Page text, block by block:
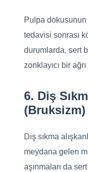
Pulpa
tedavisi sonrası
durumlarda, sert
zonklayıcı bir
6. Diş
(Bruksizm)
Diş sıkma
meydana gelen
aşınmaları da